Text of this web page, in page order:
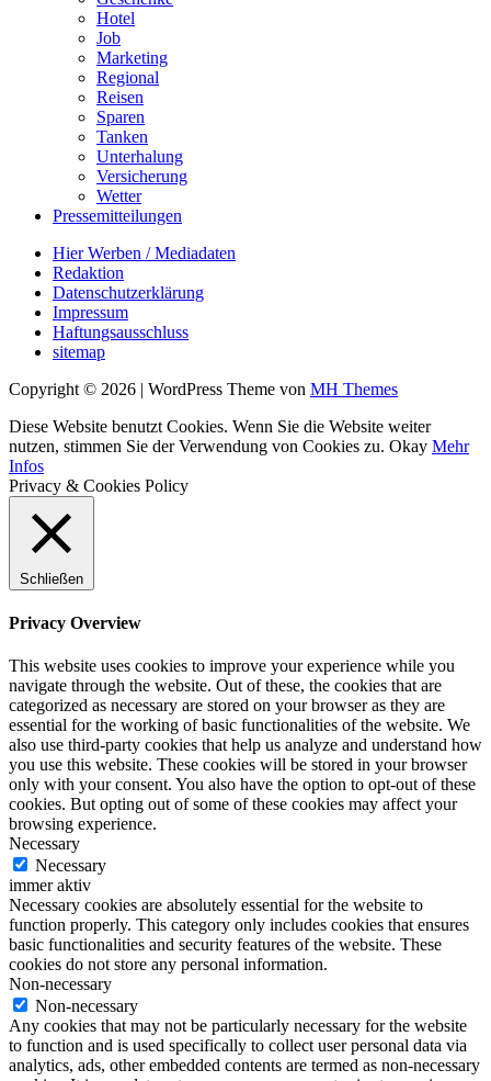
Hotel
Job
Marketing
Regional
Reisen
Sparen
Tanken
Unterhalung
Versicherung
Wetter
Pressemitteilungen
Hier Werben / Mediadaten
Redaktion
Datenschutzerklärung
Impressum
Haftungsausschluss
sitemap
Copyright © 2026 | WordPress Theme von MH Themes
Diese Website benutzt Cookies. Wenn Sie die Website weiter
nutzen, stimmen Sie der Verwendung von Cookies zu. Okay Mehr
Infos
Privacy & Cookies Policy
Schließen
Privacy Overview
This website uses cookies to improve your experience while you
navigate through the website. Out of these, the cookies that are
categorized as necessary are stored on your browser as they are
essential for the working of basic functionalities of the website. We
also use third-party cookies that help us analyze and understand how
you use this website. These cookies will be stored in your browser
only with your consent. You also have the option to opt-out of these
cookies. But opting out of some of these cookies may affect your
browsing experience.
Necessary
Necessary
immer aktiv
Necessary cookies are absolutely essential for the website to
function properly. This category only includes cookies that ensures
basic functionalities and security features of the website. These
cookies do not store any personal information.
Non-necessary
Non-necessary
Any cookies that may not be particularly necessary for the website
to function and is used specifically to collect user personal data via
analytics, ads, other embedded contents are termed as non-necessary